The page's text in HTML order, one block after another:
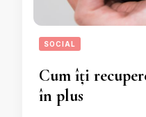
SOCIAL
Cum îți
în plus